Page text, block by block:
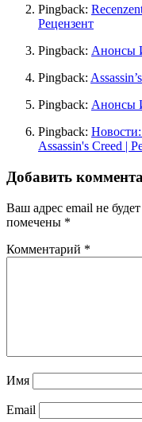
Pingback:
Рецензент
Pingback: Анонсы
Pingback:
Pingback: Анонсы
Pingback:
Assassin's Creed |
Добавить
Ваш адрес email не
помечены *
Комментарий *
Имя
Email